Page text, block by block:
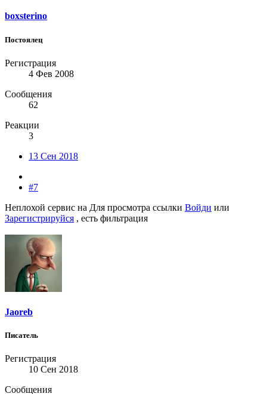
boxsterino
Постоялец
Регистрация
4 Фев 2008
Сообщения
62
Реакции
3
13 Сен 2018
#7
Неплохой сервис на Для просмотра ссылки Войди или
Зарегистрируйся , есть фильтрация
Jaoreb
Писатель
Регистрация
10 Сен 2018
Сообщения